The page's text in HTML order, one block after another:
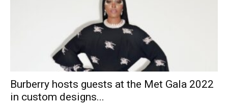
Burberry hosts guests at the Met Gala 2022
in custom designs...